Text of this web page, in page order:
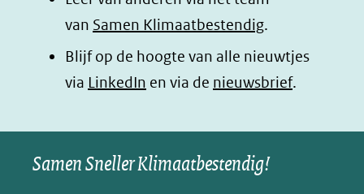
(opent
in
nieuw
venster)
naar
een
(opent
in
nieuw
venster)
naar
een
(opent
in
nieuw
venster)
naar
een
o
p
B
l
e
s
van Samen Klimaatbestendig.
Blijf op de hoogte van alle nieuwtjes
via LinkedIn (opent
nieuw
venster)
en via de nieuwsbrief.
Samen Sneller Klimaatbestendig!